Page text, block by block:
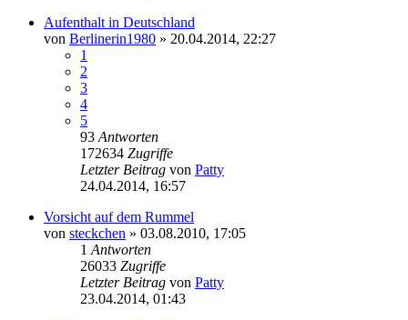
Aufenthalt in Deutschland
von Berlinerin1980 » 20.04.2014, 22:27
1
2
3
4
5
93 Antworten
172634 Zugriffe
Letzter Beitrag von Patty
24.04.2014, 16:57
Vorsicht auf dem Rummel
von steckchen » 03.08.2010, 17:05
1 Antworten
26033 Zugriffe
Letzter Beitrag von Patty
23.04.2014, 01:43